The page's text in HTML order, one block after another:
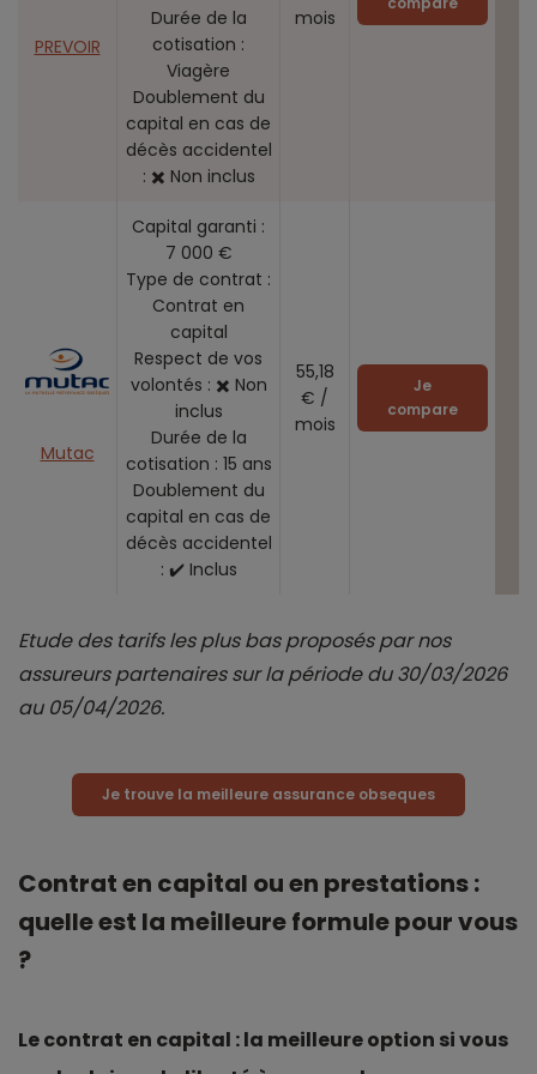
PREVOIR
Durée de la
cotisation :
Viagère
Doublement du
capital en cas de
décès accidentel
: ✖️ Non inclus
mois
Mutac
Capital garanti :
7 000 €
Type de contrat :
Contrat en
capital
Respect de vos
volontés : ✖️ Non
inclus
Durée de la
cotisation : 15 ans
Doublement du
capital en cas de
décès accidentel
: ✔️ Inclus
55,18
€ /
mois
Je
compare
Etude des tarifs les plus bas proposés par nos
assureurs partenaires sur la période du 30/03/2026
au 05/04/2026.
Je trouve la meilleure assurance obseques
Contrat en capital ou en prestations :
quelle est la meilleure formule pour vous
?
Le contrat en capital : la meilleure option si vous